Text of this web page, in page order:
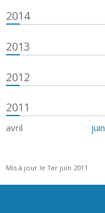
2014
2013
2012
2011
avril juin
Mis à jour le 1er juin 2011